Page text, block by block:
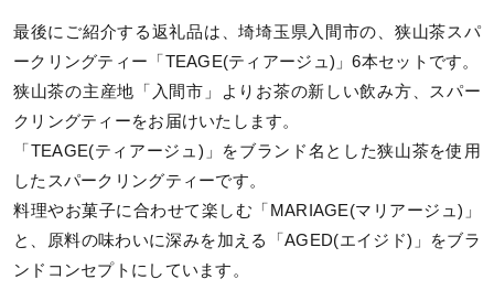
最後にご紹介する返礼品は、埼埼玉県入間市の、狭山茶スパ
ークリングティー「TEAGE(ティアージュ)」6本セットです。
狭山茶の主産地「入間市」よりお茶の新しい飲み方、スパー
クリングティーをお届けいたします。
「TEAGE(ティアージュ)」をブランド名とした狭山茶を使用
したスパークリングティーです。
料理やお菓子に合わせて楽しむ「MARIAGE(マリアージュ)」
と、原料の味わいに深みを加える「AGED(エイジド)」をブラ
ンドコンセプトにしています。